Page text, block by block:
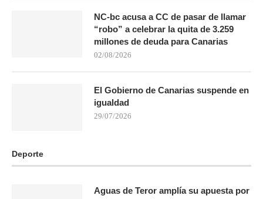
NC-bc acusa a CC de pasar de llamar
“robo” a celebrar la quita de 3.259
millones de deuda para Canarias
02/08/2026
El Gobierno de Canarias suspende en
igualdad
29/07/2026
Deporte
Aguas de Teror amplía su apuesta por